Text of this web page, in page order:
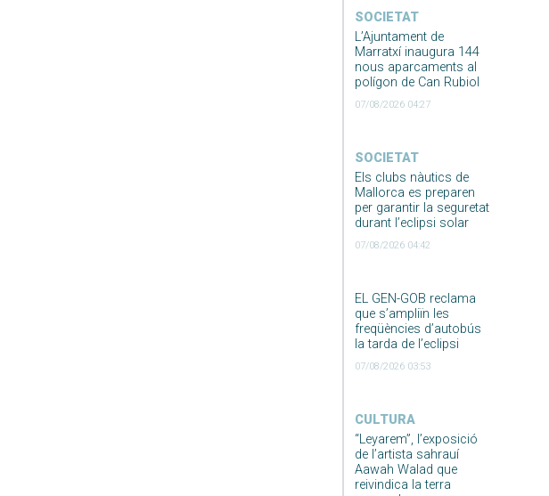
SOCIETAT
L’Ajuntament de
Marratxí inaugura 144
nous aparcaments al
polígon de Can Rubiol
07/08/2026 04:27
SOCIETAT
Els clubs nàutics de
Mallorca es preparen
per garantir la seguretat
durant l’eclipsi solar
07/08/2026 04:42
EL GEN-GOB reclama
que s’ampliïn les
freqüències d’autobús
la tarda de l’eclipsi
07/08/2026 03:53
CULTURA
“Leyarem”, l’exposició
de l’artista sahrauí
Aawah Walad que
reivindica la terra